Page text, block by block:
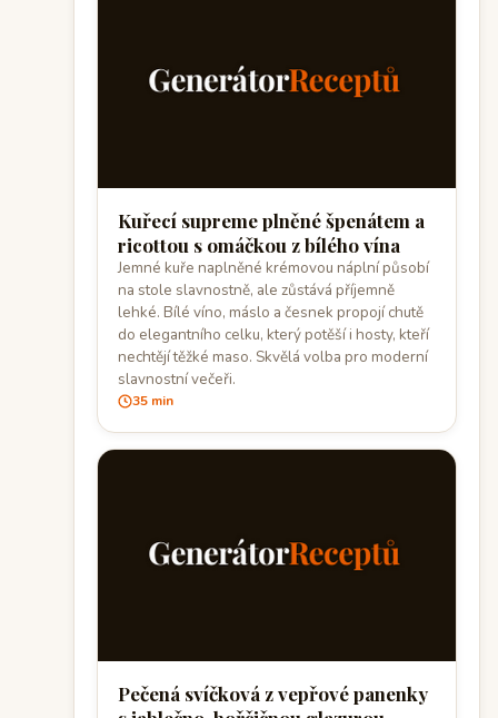
Kuřecí supreme plněné špenátem a
ricottou s omáčkou z bílého vína
Jemné kuře naplněné krémovou náplní působí
na stole slavnostně, ale zůstává příjemně
lehké. Bílé víno, máslo a česnek propojí chutě
do elegantního celku, který potěší i hosty, kteří
nechtějí těžké maso. Skvělá volba pro moderní
slavnostní večeři.
35 min
Pečená svíčková z vepřové panenky